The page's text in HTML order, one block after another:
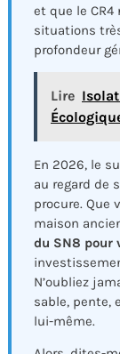
et que le
situations
profondeur
Lire
En 2026, le
au regard de
procure. Que
maison
du SN8 pour
N’oubliez
sable, pente,
lui-même.